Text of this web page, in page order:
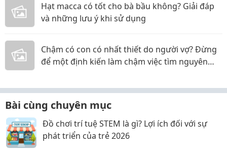
Hạt macca có tốt cho bà bầu không? Giải đáp
và những lưu ý khi sử dụng
Chậm có con có nhất thiết do người vợ? Đừng
để một định kiến làm chậm việc tìm nguyên
Bài cùng chuyên mục
Đồ chơi trí tuệ STEM là gì? Lợi ích đối với sự
phát triển của trẻ 2026